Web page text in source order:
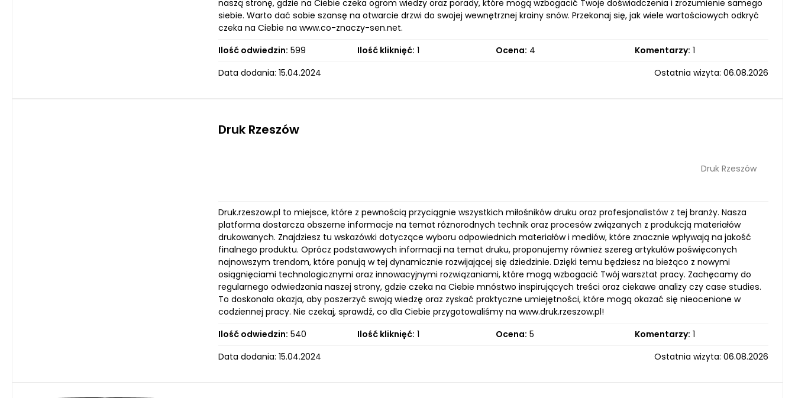
naszą stronę, gdzie na Ciebie czeka ogrom wiedzy oraz porady, które mogą wzbogacić Twoje doświadczenia i zrozumienie samego
siebie. Warto dać sobie szansę na otwarcie drzwi do swojej wewnętrznej krainy snów. Przekonaj się, jak wiele wartościowych odkryć
czeka na Ciebie na www.co-znaczy-sen.net.
Ilość odwiedzin: 599 Ilość kliknięć: 1 Ocena: 4 Komentarzy: 1
Data dodania: 15.04.2024
Ostatnia wizyta: 06.08.2026
Druk Rzeszów
Druk Rzeszów
Druk.rzeszow.pl to miejsce, które z pewnością przyciągnie wszystkich miłośników druku oraz profesjonalistów z tej branży. Nasza
platforma dostarcza obszerne informacje na temat różnorodnych technik oraz procesów związanych z produkcją materiałów
drukowanych. Znajdziesz tu wskazówki dotyczące wyboru odpowiednich materiałów i mediów, które znacznie wpływają na jakość
finalnego produktu. Oprócz podstawowych informacji na temat druku, proponujemy również szereg artykułów poświęconych
najnowszym trendom, które panują w tej dynamicznie rozwijającej się dziedzinie. Dzięki temu będziesz na bieżąco z nowymi
osiągnięciami technologicznymi oraz innowacyjnymi rozwiązaniami, które mogą wzbogacić Twój warsztat pracy. Zachęcamy do
regularnego odwiedzania naszej strony, gdzie czeka na Ciebie mnóstwo inspirujących treści oraz ciekawe analizy czy case studies.
To doskonała okazja, aby poszerzyć swoją wiedzę oraz zyskać praktyczne umiejętności, które mogą okazać się nieocenione w
codziennej pracy. Nie czekaj, sprawdź, co dla Ciebie przygotowaliśmy na www.druk.rzeszow.pl!
Ilość odwiedzin: 540 Ilość kliknięć: 1 Ocena: 5 Komentarzy: 1
Data dodania: 15.04.2024
Ostatnia wizyta: 06.08.2026